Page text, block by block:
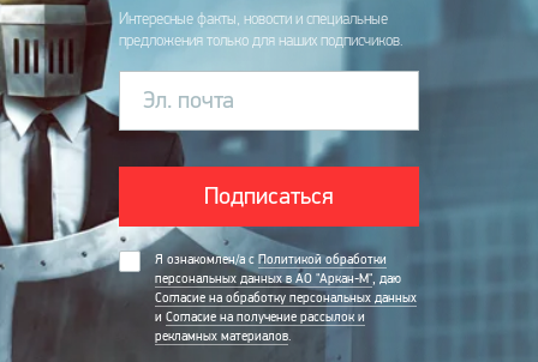
Интересные факты, новости и специальные
предложения только для наших подписчиков.
Эл. почта
Подписаться
Я ознакомлен/а с Политикой обработки
персональных данных в АО "Аркан-М", даю
Согласие на обработку персональных данных
и Согласие на получение рассылок и
рекламных материалов.